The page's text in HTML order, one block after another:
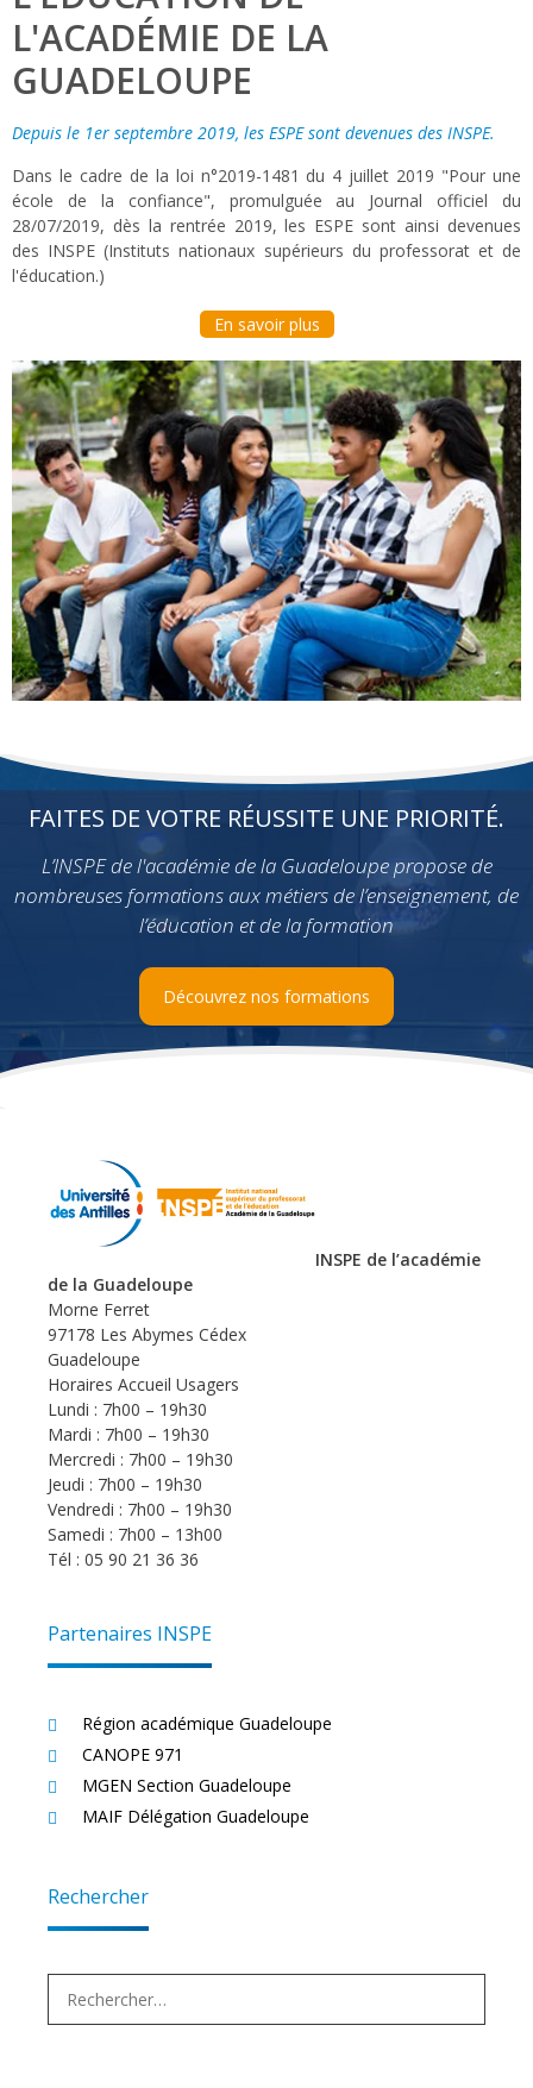
L'ACADÉMIE DE LA
GUADELOUPE
Depuis le 1er septembre 2019, les ESPE sont devenues des INSPE.
Dans le cadre de la loi n°2019-1481 du 4 juillet 2019 "Pour une
école de la confiance", promulguée au Journal officiel du
28/07/2019, dès la rentrée 2019, les ESPE sont ainsi devenues
des INSPE (Instituts nationaux supérieurs du professorat et de
l'éducation.)
En savoir plus
FAITES DE VOTRE RÉUSSITE UNE PRIORITÉ.
L’INSPE de l'académie de la Guadeloupe propose de
nombreuses formations aux métiers de l’enseignement, de
l’éducation et de la formation
Découvrez nos formations
INSPE de l’académie
de la Guadeloupe
Morne Ferret
97178 Les Abymes Cédex
Guadeloupe
Horaires Accueil Usagers
Lundi : 7h00 – 19h30
Mardi : 7h00 – 19h30
Mercredi : 7h00 – 19h30
Jeudi : 7h00 – 19h30
Vendredi : 7h00 – 19h30
Samedi : 7h00 – 13h00
Tél : 05 90 21 36 36
Partenaires INSPE
Région académique Guadeloupe
CANOPE 971
MGEN Section Guadeloupe
MAIF Délégation Guadeloupe
Rechercher